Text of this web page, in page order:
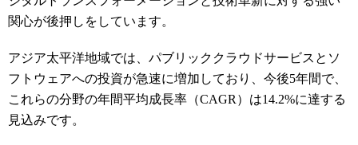
関心が後押しをしています。
アジア太平洋地域では、パブリッククラウドサービスとソ
フトウェアへの投資が急速に増加しており、今後5年間で、
これらの分野の年間平均成長率（CAGR）は14.2%に達する
見込みです。